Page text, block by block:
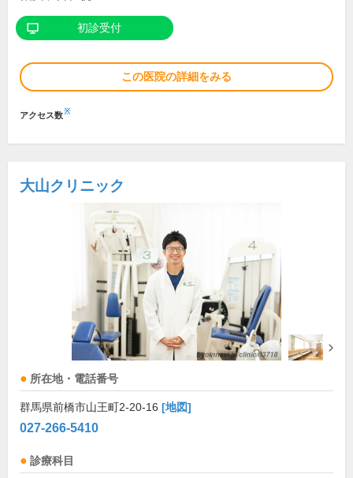
初診受付
この医院の詳細をみる
アクセス数※
大山クリニック
所在地・電話番号
群馬県前橋市山王町2-20-16 [地図]
027-266-5410
診療科目